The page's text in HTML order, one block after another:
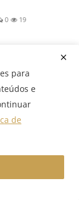
0 19
e opções — o
para
e
de